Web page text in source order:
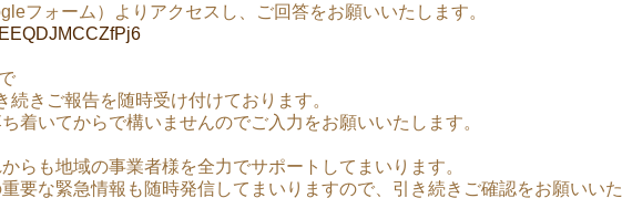
フォーム）よりアクセスし、ご回答をお願いいたします。
きご報告を随時受け付けております。
着いてからで構いませんのでご入力をお願いいたします。
らも地域の事業者様を全力でサポートしてまいります。
要な緊急情報も随時発信してまいりますので、引き続きご確認をお願いいた